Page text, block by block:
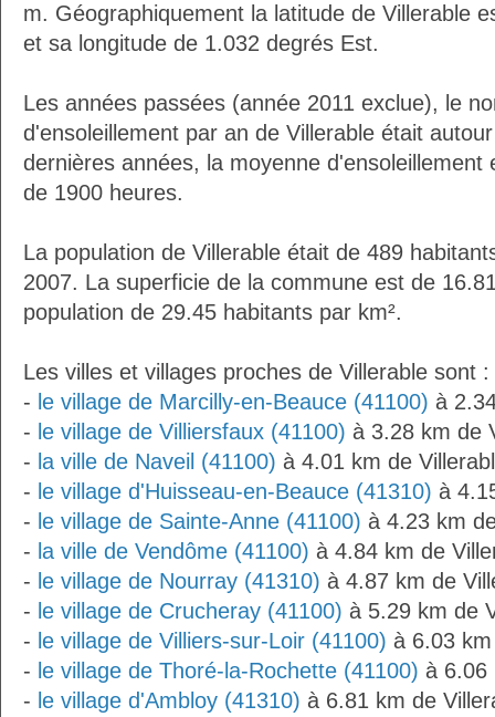
m. Géographiquement la latitude de Villerable
et sa longitude de 1.032 degrés Est.
Les années passées (année 2011 exclue), le
d'ensoleillement par an de Villerable était
dernières années, la moyenne d'ensoleillement
de 1900 heures.
La population de Villerable était de 489
2007. La superficie de la commune est de
population de 29.45 habitants par km².
Les villes et villages proches de Villerable sont :
- le village de Marcilly-en-Beauce (41100) à
- le village de Villiersfaux (41100) à 3.28 km de
- la ville de Naveil (41100) à 4.01 km de
- le village d'Huisseau-en-Beauce (41310) à
- le village de Sainte-Anne (41100) à 4.23 km
- la ville de Vendôme (41100) à 4.84 km de
- le village de Nourray (41310) à 4.87 km de
- le village de Crucheray (41100) à 5.29 km de
- le village de Villiers-sur-Loir (41100) à 6.03
- le village de Thoré-la-Rochette (41100) à 6.06
- le village d'Ambloy (41310) à 6.81 km de